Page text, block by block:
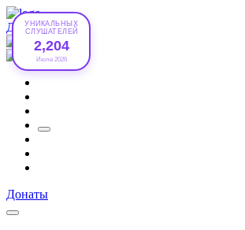
УНИКАЛЬНЫХ
СЛУШАТЕЛЕЙ
2,204
Июле 2026
Донаты
Донаты